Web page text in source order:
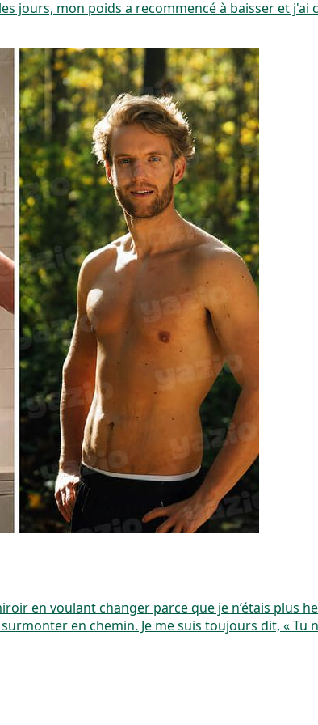
jours, mon poids a recommencé à baisser et
en voulant changer parce que je n’étais plus
en chemin. Je me suis toujours dit, «